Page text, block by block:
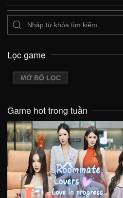
Lọc game
MỞ BỘ LỌC
Game hot trong tuần
VIEW